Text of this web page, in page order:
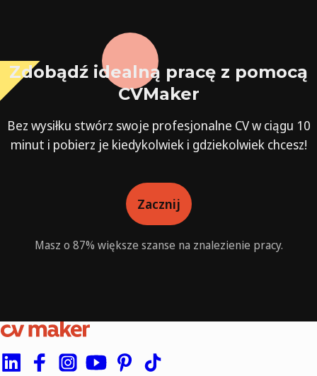
Zdobądź idealną pracę z pomocą
CVMaker
Bez wysiłku stwórz swoje profesjonalne CV w ciągu 10
minut i pobierz je kiedykolwiek i gdziekolwiek chcesz!
Zacznij
Masz o 87% większe szanse na znalezienie pracy.